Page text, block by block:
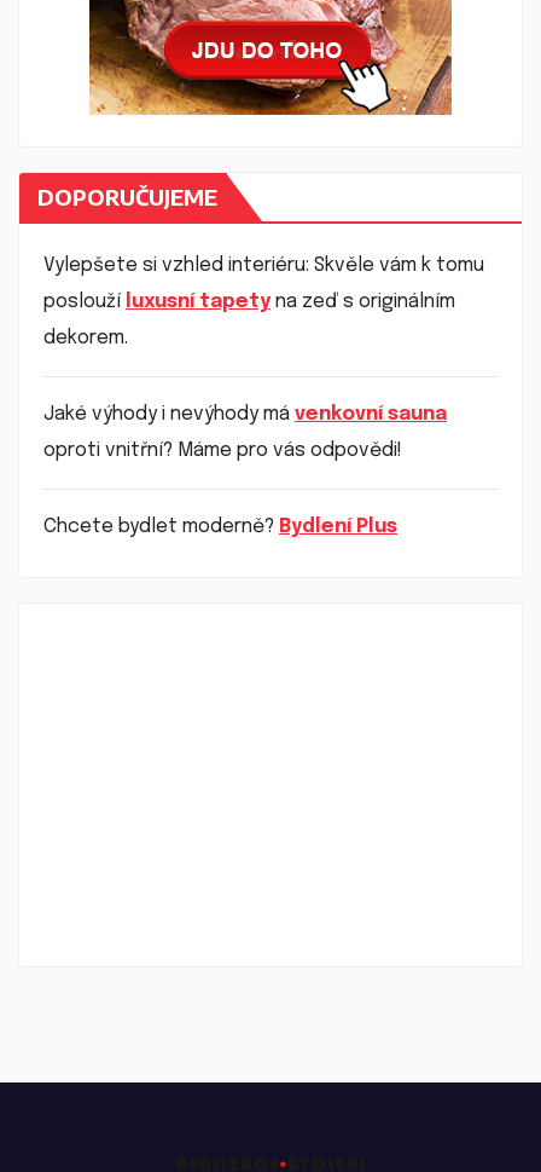
DOPORUČUJEME
Vylepšete si vzhled interiéru: Skvěle vám k tomu
poslouží
luxusní tapety na zeď s originálním
dekorem.
Jaké výhody i nevýhody má venkovní sauna
oproti vnitřní? Máme pro vás odpovědi!
Chcete bydlet moderně? Bydlení Plus